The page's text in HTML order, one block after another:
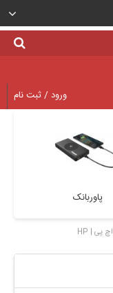
ورود / ثبت نام
پاوربانک
اچ پی | HP